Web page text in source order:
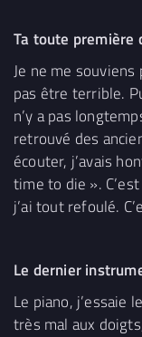
Ta toute première
Je ne me
pas être terrible.
n’y a pas
retrouvé des
écouter, j’avais
time to die ».
j’ai tout refoulé.
Le dernier
Le piano, j’essaie
très mal aux